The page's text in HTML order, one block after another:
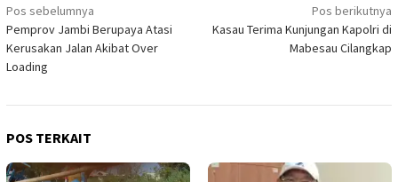
Navigasi
pos
Pos sebelumnya
Pemprov Jambi Berupaya Atasi
Kerusakan Jalan Akibat Over
Loading
Pos berikutnya
Kasau Terima Kunjungan Kapolri di
Mabesau Cilangkap
POS TERKAIT